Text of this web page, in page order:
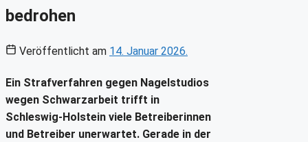
bedrohen
Veröffentlicht am 14. Januar 2026.
Ein Strafverfahren gegen Nagelstudios
wegen Schwarzarbeit trifft in
Schleswig-Holstein viele Betreiberinnen
und Betreiber unerwartet. Gerade in der